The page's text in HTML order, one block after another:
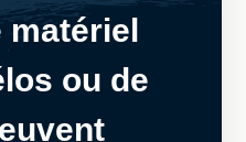
matériel
ou de